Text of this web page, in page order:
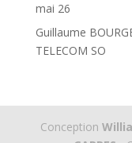
mai 26
Guillaume
TELECOM SO
Conception